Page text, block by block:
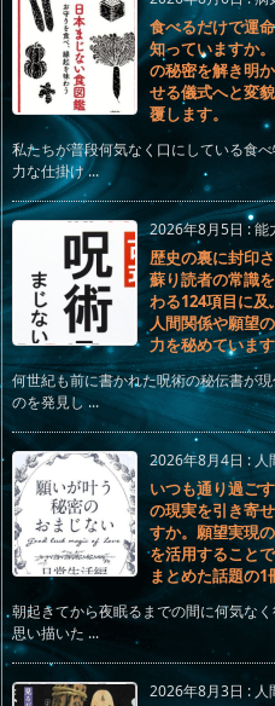
食べるだけで運
知っていますか
の秘密を解き明
せる儀式へと変
覆します。
私たちが普段何気なく口にしている食
力な仕掛け ...
2026年8月5日 :能
歴史の裏に封印
蘇り読者の常識
わる124項目に
人間関係や願望
力を秘めていま
何世紀も前に書かれた呪術の秘伝書が
のを発見し ...
2026年8月4日 : 人
いつも通り過ご
の現実を引き寄
すか。願望実現
を活用すること
まとめた話題の1
朝起きてから夜眠るまでの間に何気な
思い描いた ...
2026年8月3日 : 人